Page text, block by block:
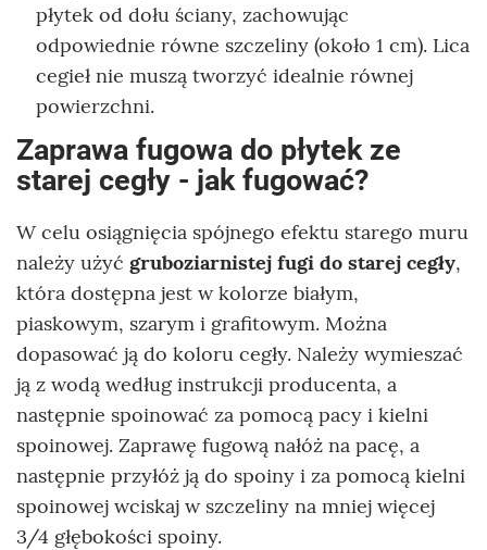
płytek od dołu ściany, zachowując
odpowiednie równe szczeliny (około 1 cm). Lica
cegieł nie muszą tworzyć idealnie równej
powierzchni.
Zaprawa fugowa do płytek ze
starej cegły - jak fugować?
W celu osiągnięcia spójnego efektu starego muru
należy użyć gruboziarnistej fugi do starej cegły,
która dostępna jest w kolorze białym,
piaskowym, szarym i grafitowym. Można
dopasować ją do koloru cegły. Należy wymieszać
ją z wodą według instrukcji producenta, a
następnie spoinować za pomocą pacy i kielni
spoinowej. Zaprawę fugową nałóż na pacę, a
następnie przyłóż ją do spoiny i za pomocą kielni
spoinowej wciskaj w szczeliny na mniej więcej
3/4 głębokości spoiny.